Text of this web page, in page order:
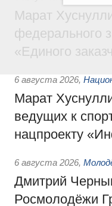
Марат
федерального
«Единого
6 августа 2026,
Марат
ведущих к
нацпроекту
6 августа 2026,
Дмитрий
Росмолодёжи